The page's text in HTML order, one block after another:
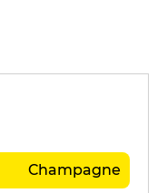
Champagne